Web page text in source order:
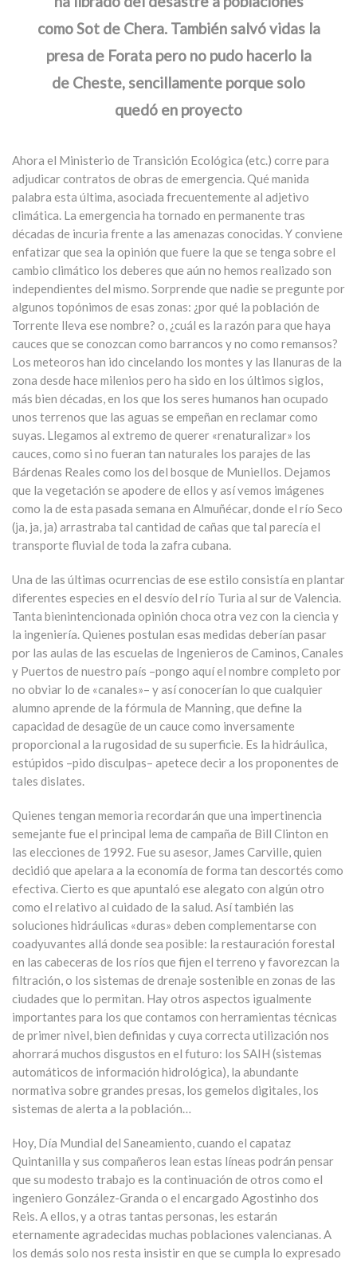
como Sot de Chera. También salvó vidas la
presa de Forata pero no pudo hacerlo la
de Cheste, sencillamente porque solo
quedó en proyecto
Ahora el Ministerio de Transición Ecológica (etc.) corre para
adjudicar contratos de obras de emergencia. Qué manida
palabra esta última, asociada frecuentemente al adjetivo
climática. La emergencia ha tornado en permanente tras
décadas de incuria frente a las amenazas conocidas. Y conviene
enfatizar que sea la opinión que fuere la que se tenga sobre el
cambio climático los deberes que aún no hemos realizado son
independientes del mismo. Sorprende que nadie se pregunte por
algunos topónimos de esas zonas: ¿por qué la población de
Torrente lleva ese nombre? o, ¿cuál es la razón para que haya
cauces que se conozcan como barrancos y no como remansos?
Los meteoros han ido cincelando los montes y las llanuras de la
zona desde hace milenios pero ha sido en los últimos siglos,
más bien décadas, en los que los seres humanos han ocupado
unos terrenos que las aguas se empeñan en reclamar como
suyas. Llegamos al extremo de querer «renaturalizar» los
cauces, como si no fueran tan naturales los parajes de las
Bárdenas Reales como los del bosque de Muniellos. Dejamos
que la vegetación se apodere de ellos y así vemos imágenes
como la de esta pasada semana en Almuñécar, donde el río Seco
(ja, ja, ja) arrastraba tal cantidad de cañas que tal parecía el
transporte fluvial de toda la zafra cubana.
Una de las últimas ocurrencias de ese estilo consistía en plantar
diferentes especies en el desvío del río Turia al sur de Valencia.
Tanta bienintencionada opinión choca otra vez con la ciencia y
la ingeniería. Quienes postulan esas medidas deberían pasar
por las aulas de las escuelas de Ingenieros de Caminos, Canales
y Puertos de nuestro país –pongo aquí el nombre completo por
no obviar lo de «canales»– y así conocerían lo que cualquier
alumno aprende de la fórmula de Manning, que define la
capacidad de desagüe de un cauce como inversamente
proporcional a la rugosidad de su superficie. Es la hidráulica,
estúpidos –pido disculpas– apetece decir a los proponentes de
tales dislates.
Quienes tengan memoria recordarán que una impertinencia
semejante fue el principal lema de campaña de Bill Clinton en
las elecciones de 1992. Fue su asesor, James Carville, quien
decidió que apelara a la economía de forma tan descortés como
efectiva. Cierto es que apuntaló ese alegato con algún otro
como el relativo al cuidado de la salud. Así también las
soluciones hidráulicas «duras» deben complementarse con
coadyuvantes allá donde sea posible: la restauración forestal
en las cabeceras de los ríos que fijen el terreno y favorezcan la
filtración, o los sistemas de drenaje sostenible en zonas de las
ciudades que lo permitan. Hay otros aspectos igualmente
importantes para los que contamos con herramientas técnicas
de primer nivel, bien definidas y cuya correcta utilización nos
ahorrará muchos disgustos en el futuro: los SAIH (sistemas
automáticos de información hidrológica), la abundante
normativa sobre grandes presas, los gemelos digitales, los
sistemas de alerta a la población…
Hoy, Día Mundial del Saneamiento, cuando el capataz
Quintanilla y sus compañeros lean estas líneas podrán pensar
que su modesto trabajo es la continuación de otros como el
ingeniero González-Granda o el encargado Agostinho dos
Reis. A ellos, y a otras tantas personas, les estarán
eternamente agradecidas muchas poblaciones valencianas. A
los demás solo nos resta insistir en que se cumpla lo expresado